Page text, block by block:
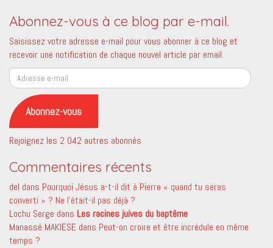
Abonnez-vous à ce blog par e-mail.
Saisissez votre adresse e-mail pour vous abonner à ce blog et
recevoir une notification de chaque nouvel article par email.
Adresse
e-
mail
Abonnez-vous
Rejoignez les 2 042 autres abonnés
Commentaires récents
del dans Pourquoi Jésus a-t-il dit à Pierre « quand tu seras
converti » ? Ne l’était-il pas déjà ?
Lochu Serge dans Les racines juives du baptême
Manassé MAKIESE dans Peut-on croire et être incrédule en même
temps ?